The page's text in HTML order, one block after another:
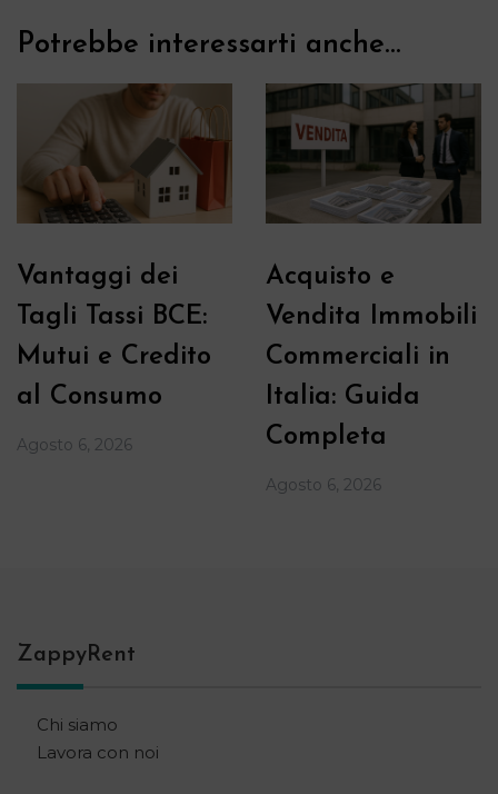
Potrebbe interessarti anche...
Vantaggi dei
Tagli Tassi BCE:
Mutui e Credito
al Consumo
Agosto 6, 2026
Acquisto e
Vendita Immobili
Commerciali in
Italia: Guida
Completa
Agosto 6, 2026
ZappyRent
Chi siamo
Lavora con noi